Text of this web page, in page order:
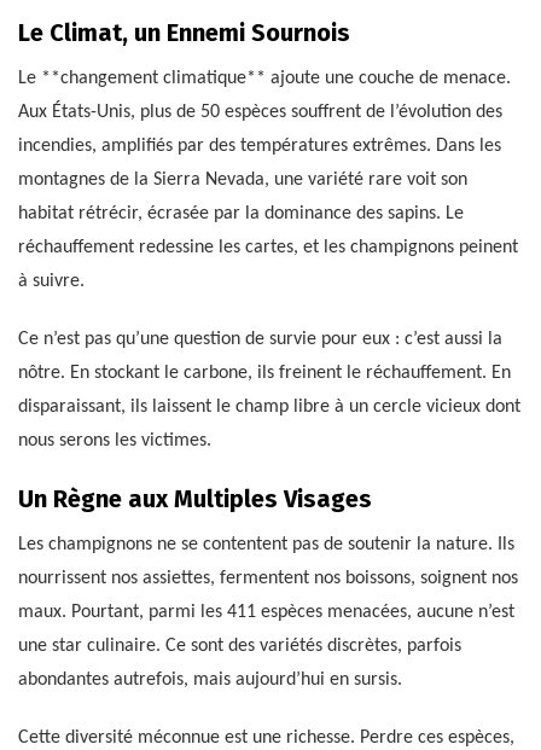
Le Climat, un Ennemi Sournois
Le **changement climatique** ajoute une couche de menace.
Aux États-Unis, plus de 50 espèces souffrent de l’évolution des
incendies, amplifiés par des températures extrêmes. Dans les
montagnes de la Sierra Nevada, une variété rare voit son
habitat rétrécir, écrasée par la dominance des sapins. Le
réchauffement redessine les cartes, et les champignons peinent
à suivre.
Ce n’est pas qu’une question de survie pour eux : c’est aussi la
nôtre. En stockant le carbone, ils freinent le réchauffement. En
disparaissant, ils laissent le champ libre à un cercle vicieux dont
nous serons les victimes.
Un Règne aux Multiples Visages
Les champignons ne se contentent pas de soutenir la nature. Ils
nourrissent nos assiettes, fermentent nos boissons, soignent nos
maux. Pourtant, parmi les 411 espèces menacées, aucune n’est
une star culinaire. Ce sont des variétés discrètes, parfois
abondantes autrefois, mais aujourd’hui en sursis.
Cette diversité méconnue est une richesse. Perdre ces espèces,